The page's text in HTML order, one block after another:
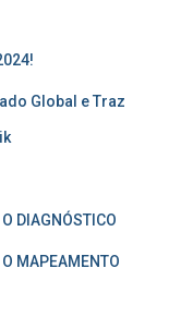
Global e Traz
DIAGNÓSTICO
MAPEAMENTO